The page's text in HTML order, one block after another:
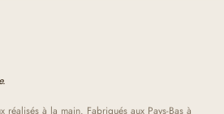
réalisés à la main. Fabriqués aux Pays-Bas à